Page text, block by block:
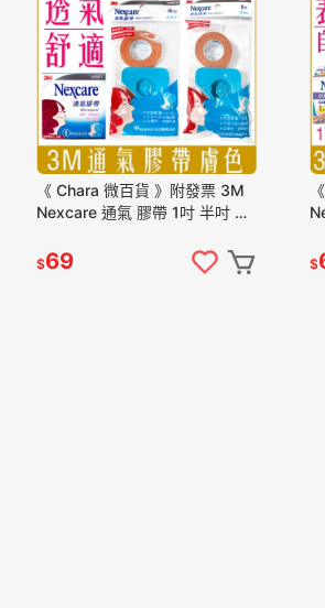
《 Chara 微百貨 》附發票 3M
Nexcare 通氣 膠帶 1吋 半吋 經
$69 $